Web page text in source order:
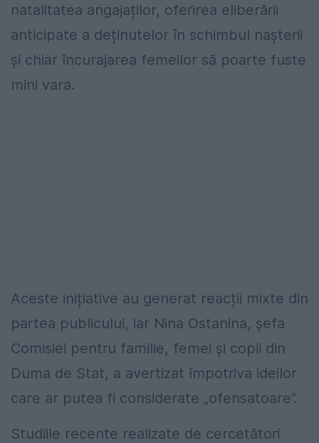
natalitatea angajaților, oferirea eliberării
anticipate a deținutelor în schimbul nașterii
și chiar încurajarea femeilor să poarte fuste
mini vara.
Aceste inițiative au generat reacții mixte din
partea publicului, iar Nina Ostanina, șefa
Comisiei pentru familie, femei și copii din
Duma de Stat, a avertizat împotriva ideilor
care ar putea fi considerate „ofensatoare”.
Studiile recente realizate de cercetători